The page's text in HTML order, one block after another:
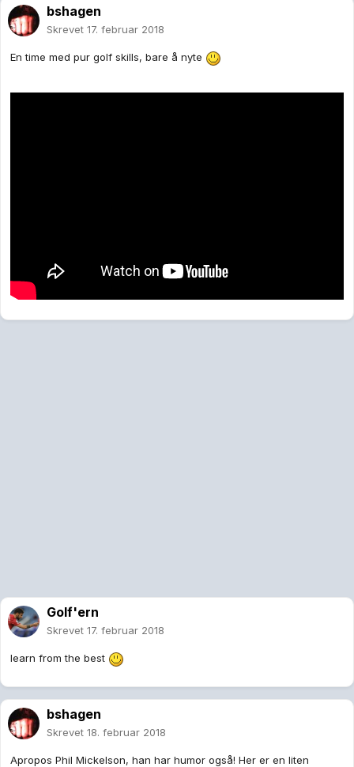
bshagen
Skrevet 17. februar 2018
En time med pur golf skills, bare å nyte
Golf'ern
Skrevet 17. februar 2018
learn from the best
bshagen
Skrevet 18. februar 2018
Apropos Phil Mickelson, han har humor også! Her er en liten